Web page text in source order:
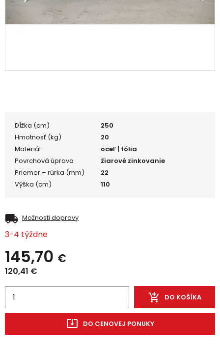
Dĺžka (cm)
250
Hmotnosť (kg)
20
Materiál
oceľ | fólia
Povrchová úprava
žiarové zinkovanie
Priemer – rúrka (mm)
22
Výška (cm)
110
Možnosti dopravy
3-4 týždne
145,70 €
120,41 €
DO KOŠÍKA
DO CENOVEJ PONUKY